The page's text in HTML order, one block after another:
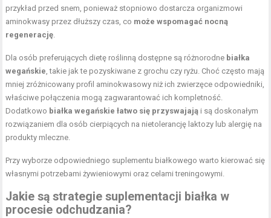
przykład przed snem, ponieważ stopniowo dostarcza organizmowi
aminokwasy przez dłuższy czas, co może wspomagać nocną
regenerację
Dla osób preferujących dietę roślinną dostępne są różnorodne białka
wegańskie , takie jak te pozyskiwane z grochu czy ryżu. Choć często mają
mniej zróżnicowany profil aminokwasowy niż ich zwierzęce odpowiedniki,
właściwe połączenia mogą zagwarantować ich kompletność.
Dodatkowo białka wegańskie łatwo się przyswajają i są doskonałym
rozwiązaniem dla osób cierpiących na nietolerancję laktozy lub alergię na
produkty mleczne.
Przy wyborze odpowiedniego suplementu białkowego warto kierować się
własnymi potrzebami żywieniowymi oraz celami treningowymi.
Jakie są strategie suplementacji białka w
procesie odchudzania?